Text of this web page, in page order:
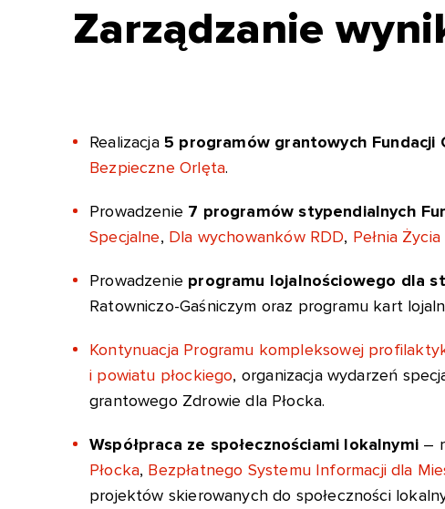
Zarządzanie
Realizacja 5 programów grantowych Fundacji
Bezpieczne Orlęta.
Prowadzenie 7 programów stypendialnych
Specjalne, Dla wychowanków RDD, Pełnia Życia
Prowadzenie programu lojalnościowego dla
Ratowniczo-Gaśniczym oraz programu kart
Kontynuacja Programu kompleksowej
i powiatu płockiego, organizacja wydarzeń
grantowego Zdrowie dla Płocka.
Współpraca ze społecznościami lokalnymi –
Płocka, Bezpłatnego Systemu Informacji dla
projektów skierowanych do społeczności